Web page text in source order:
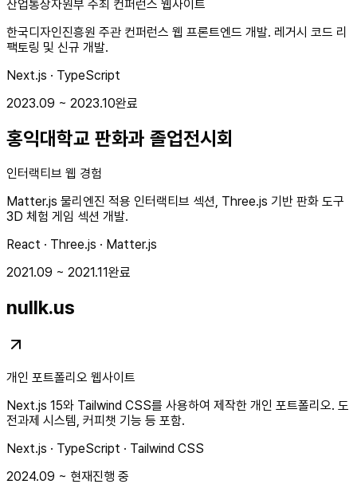
산업통상자원부 주최 컨퍼런스 웹사이트
한국디자인진흥원 주관 컨퍼런스 웹 프론트엔드 개발. 레거시 코드 리
팩토링 및 신규 개발.
Next.js · TypeScript
2023.09 ~ 2023.10완료
홍익대학교 판화과 졸업전시회
인터랙티브 웹 경험
Matter.js 물리엔진 적용 인터랙티브 섹션, Three.js 기반 판화 도구
3D 체험 게임 섹션 개발.
React · Three.js · Matter.js
2021.09 ~ 2021.11완료
nullk.us
개인 포트폴리오 웹사이트
Next.js 15와 Tailwind CSS를 사용하여 제작한 개인 포트폴리오. 도
전과제 시스템, 커피챗 기능 등 포함.
Next.js · TypeScript · Tailwind CSS
2024.09 ~ 현재진행 중